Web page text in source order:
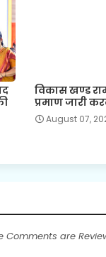
विकास खण्ड
प्रमाण जारी
August 07,
Comments are